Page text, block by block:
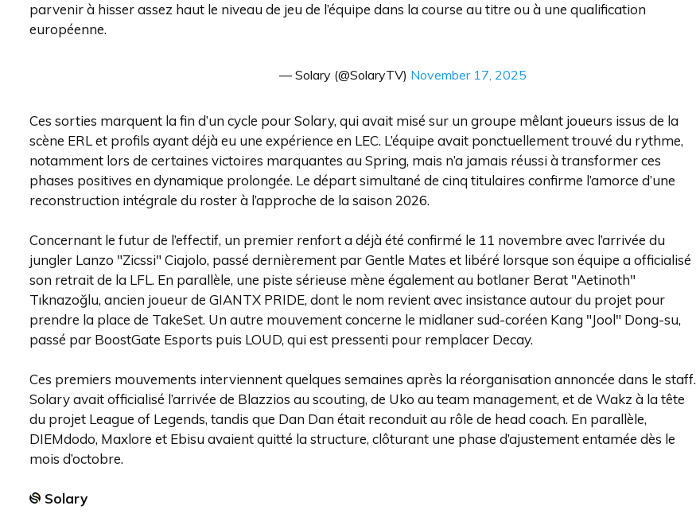
parvenir à hisser assez haut le niveau de jeu de l’équipe dans la course au titre ou à une qualification
européenne.
— Solary (@SolaryTV) November 17, 2025
Ces sorties marquent la fin d’un cycle pour Solary, qui avait misé sur un groupe mêlant joueurs issus de la
scène ERL et profils ayant déjà eu une expérience en LEC. L’équipe avait ponctuellement trouvé du rythme,
notamment lors de certaines victoires marquantes au Spring, mais n’a jamais réussi à transformer ces
phases positives en dynamique prolongée. Le départ simultané de cinq titulaires confirme l’amorce d’une
reconstruction intégrale du roster à l’approche de la saison 2026.
Concernant le futur de l’effectif, un premier renfort a déjà été confirmé le 11 novembre avec l’arrivée du
jungler Lanzo "Zicssi" Ciajolo, passé dernièrement par Gentle Mates et libéré lorsque son équipe a officialisé
son retrait de la LFL. En parallèle, une piste sérieuse mène également au botlaner Berat "Aetinoth"
Tıknazoğlu, ancien joueur de GIANTX PRIDE, dont le nom revient avec insistance autour du projet pour
prendre la place de TakeSet. Un autre mouvement concerne le midlaner sud-coréen Kang "Jool" Dong-su,
passé par BoostGate Esports puis LOUD, qui est pressenti pour remplacer Decay.
Ces premiers mouvements interviennent quelques semaines après la réorganisation annoncée dans le staff.
Solary avait officialisé l’arrivée de Blazzios au scouting, de Uko au team management, et de Wakz à la tête
du projet League of Legends, tandis que Dan Dan était reconduit au rôle de head coach. En parallèle,
DIEMdodo, Maxlore et Ebisu avaient quitté la structure, clôturant une phase d’ajustement entamée dès le
mois d’octobre.
Solary